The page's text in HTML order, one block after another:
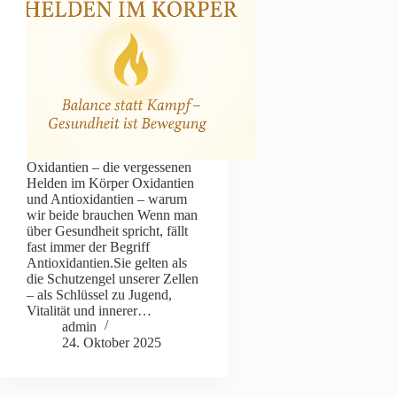
Oxidantien – die vergessenen
Helden im Körper Oxidantien
und Antioxidantien – warum
wir beide brauchen Wenn man
über Gesundheit spricht, fällt
fast immer der Begriff
Antioxidantien.Sie gelten als
die Schutzengel unserer Zellen
– als Schlüssel zu Jugend,
Vitalität und innerer…
admin
24. Oktober 2025